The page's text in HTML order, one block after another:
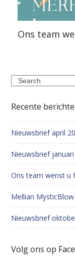
Ons team
Search
Recente
Nieuwsbrief april
Nieuwsbrief januari
Ons team wenst u
Mellian
Nieuwsbrief
Volg ons op